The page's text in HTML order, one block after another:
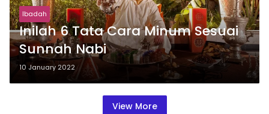
Ibadah
Inilah 6 Tata Cara Minum Sesuai
Sunnah Nabi
10 January 2022
View More